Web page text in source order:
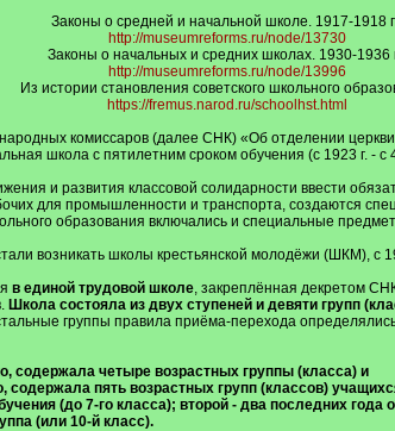
Законы о средней и начальной школе. 1917-1918
http://museumreforms.ru/node/13730
Законы о начальных и средних школах. 1930-1936
http://museumreforms.ru/node/13996
Из истории становления советского школьного
https://fremus.narod.ru/schoolhst.html
комиссаров (далее СНК) «Об отделении
школа с пятилетним сроком обучения (с 1923 г. -
и развития классовой солидарности ввести
для промышленности и транспорта, создаются
образования включались и специальные
возникать школы крестьянской молодёжи (ШКМ),
в единой трудовой школе, закреплённая декретом
Школа состояла из двух ступеней и девяти групп
группы правила приёма-перехода
содержала четыре возрастных группы (класса) и
содержала пять возрастных групп (классов)
(до 7-го класса); второй - два последних года
(или 10-й класс).